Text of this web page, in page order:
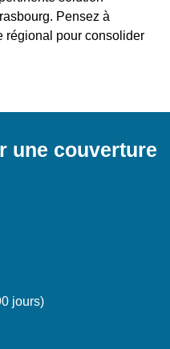
Pensez à
régional pour consolider
une couverture
jours)